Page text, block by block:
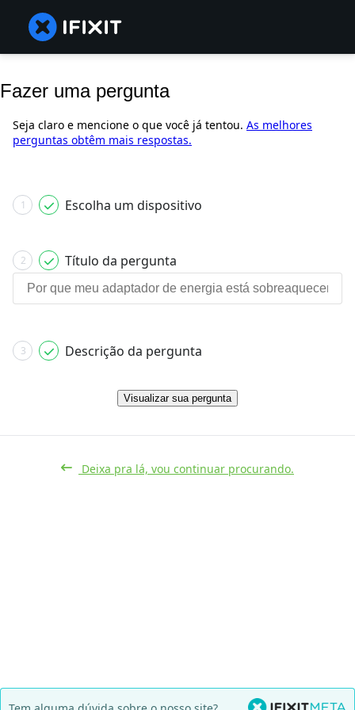
Fazer uma pergunta
Seja claro e mencione o que você já tentou. As melhores
perguntas obtêm mais respostas.
1 Escolha um dispositivo
2 Título da pergunta
3 Descrição da pergunta
Visualizar sua pergunta
Deixa pra lá, vou continuar procurando.